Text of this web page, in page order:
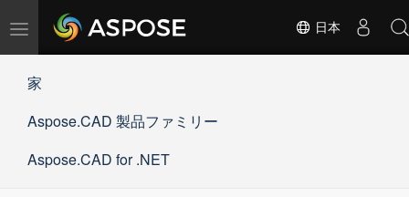
ナ
ー
ョ
の
日本
家
Aspose.CAD 製品ファミリー
Aspose.CAD for .NET